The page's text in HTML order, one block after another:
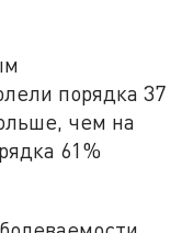
порядка 37
чем на
61%